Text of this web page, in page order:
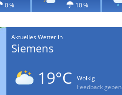
0 % 10 %
Aktuelles Wetter in
Siemens
19°C
Wolkig
Feedback geben